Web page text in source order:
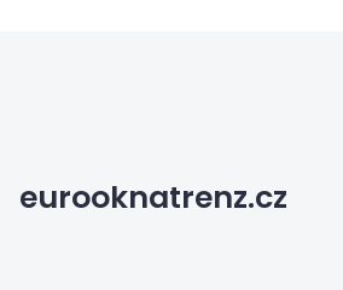
eurooknatrenz.cz